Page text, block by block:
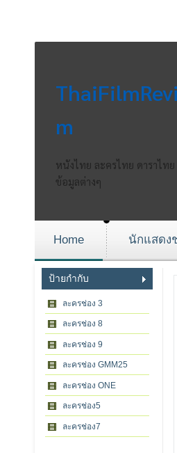
m
หนังไทย ละครไทย ดาราไท
ข้อมูลต่างๆ
Home นักแสดง
ป้ายกำกับ
ละครช่อง 3
ละครช่อง 8
ละครช่อง 9
ละครช่อง GMM25
ละครช่อง ONE
ละครช่อง5
ละครช่อง7